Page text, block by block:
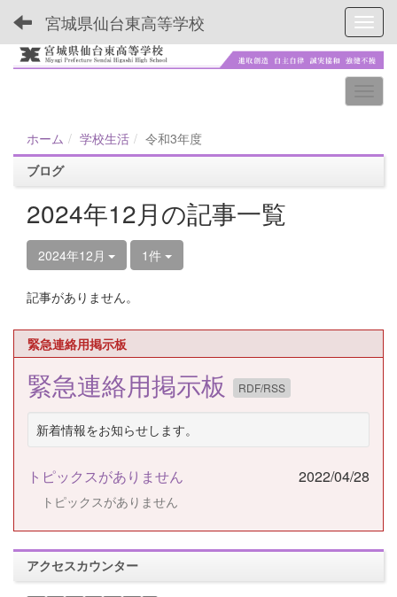
宮城県仙台東高等学校
ホーム 学校生活
令和3年度
ブログ
2024年12月の記事一覧
2024年12月 1件
記事がありません。
緊急連絡用掲示板
緊急連絡用掲示板 RDF/RSS
新着情報をお知らせします。
トピックスがありません 2022/04/28
トピックスがありません
アクセスカウンター